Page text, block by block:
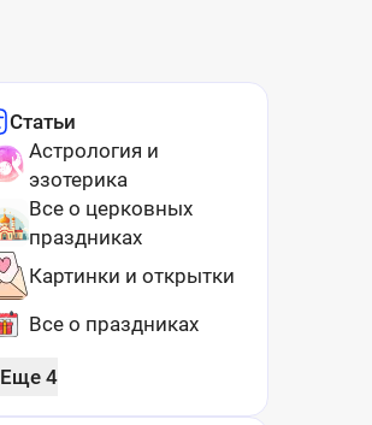
Статьи
Астрология и
эзотерика
Все о церковных
праздниках
Картинки и открытки
Все о праздниках
Еще 4